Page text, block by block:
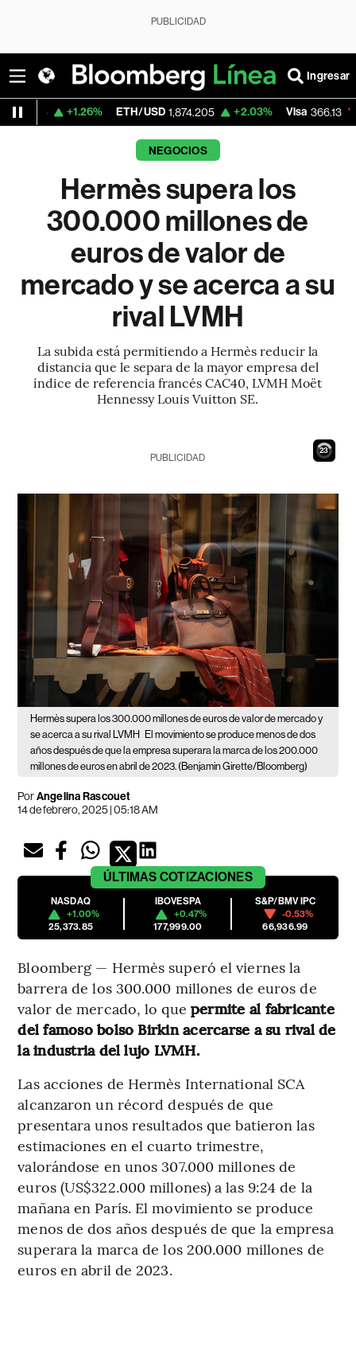
PUBLICIDAD
Ingresar
ETH/USD 1,874.205 +2.03% Visa 366.13 -0.04%
NEGOCIOS
Hermès supera los
300.000 millones de
euros de valor de
mercado y se acerca a su
rival LVMH
La subida está permitiendo a Hermès reducir la
distancia que le separa de la mayor empresa del
índice de referencia francés CAC40, LVMH Moët
Hennessy Louis Vuitton SE.
22
PUBLICIDAD
Hermès supera los 300.000 millones de euros de valor de mercado y
se acerca a su rival LVMH
El movimiento se produce menos de dos
años después de que la empresa superara la marca de los 200.000
millones de euros en abril de 2023. (Benjamin Girette/Bloomberg)
PorAngelina Rascouet
14 de febrero, 2025 | 05:18 AM
ÚLTIMAS COTIZACIONES
NASDAQ
+1.00%
25,373.85
IBOVESPA
+0.47%
177,999.00
S&P/BMV IPC
-0.53%
66,936.99
Bloomberg — Hermès superó el viernes la
barrera de los 300.000 millones de euros de
valor de mercado, lo que permite al fabricante
del famoso bolso Birkin acercarse a su rival de
la industria del lujo LVMH.
Las acciones de Hermès International SCA
alcanzaron un récord después de que
presentara unos resultados que batieron las
estimaciones en el cuarto trimestre,
valorándose en unos 307.000 millones de
euros (US$322.000 millones) a las 9:24 de la
mañana en París. El movimiento se produce
menos de dos años después de que la empresa
superara la marca de los 200.000 millones de
euros en abril de 2023.